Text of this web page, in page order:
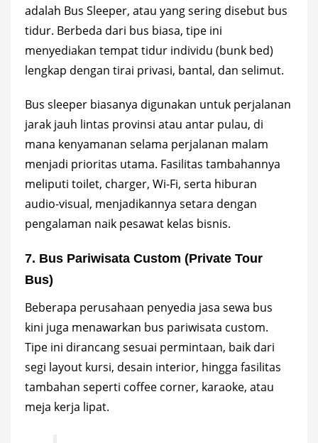
adalah Bus Sleeper, atau yang sering disebut bus
tidur. Berbeda dari bus biasa, tipe ini
menyediakan tempat tidur individu (bunk bed)
lengkap dengan tirai privasi, bantal, dan selimut.
Bus sleeper biasanya digunakan untuk perjalanan
jarak jauh lintas provinsi atau antar pulau, di
mana kenyamanan selama perjalanan malam
menjadi prioritas utama. Fasilitas tambahannya
meliputi toilet, charger, Wi-Fi, serta hiburan
audio-visual, menjadikannya setara dengan
pengalaman naik pesawat kelas bisnis.
7. Bus Pariwisata Custom (Private Tour
Bus)
Beberapa perusahaan penyedia jasa sewa bus
kini juga menawarkan bus pariwisata custom.
Tipe ini dirancang sesuai permintaan, baik dari
segi layout kursi, desain interior, hingga fasilitas
tambahan seperti coffee corner, karaoke, atau
meja kerja lipat.